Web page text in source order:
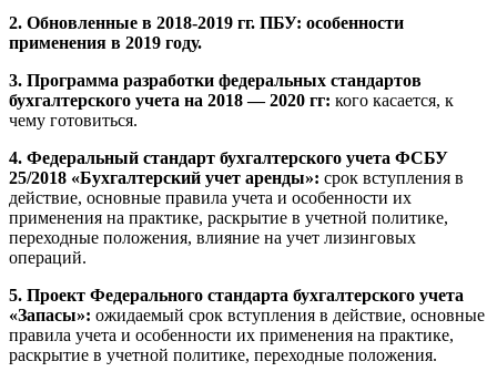
2. Обновленные в 2018-2019 гг. ПБУ: особенности
применения в 2019 году.
3. Программа разработки федеральных стандартов
бухгалтерского учета на 2018 — 2020 гг: кого касается, к
чему готовиться.
4. Федеральный стандарт бухгалтерского учета ФСБУ
25/2018 «Бухгалтерский учет аренды»: срок вступления в
действие, основные правила учета и особенности их
применения на практике, раскрытие в учетной политике,
переходные положения, влияние на учет лизинговых
операций.
5. Проект Федерального стандарта бухгалтерского учета
«Запасы»: ожидаемый срок вступления в действие, основные
правила учета и особенности их применения на практике,
раскрытие в учетной политике, переходные положения.